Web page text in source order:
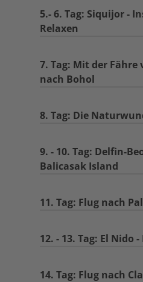
5.- 6. Tag: Siquijor -
Relaxen
7. Tag: Mit der
nach Bohol
8. Tag: Die
9. - 10. Tag: Delfin-
Balicasak Island
11. Tag: Flug nach
12. - 13. Tag: El Nido
14. Tag: Flug nach